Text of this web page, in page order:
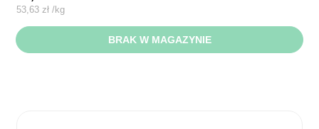
53,63 zł /kg
BRAK W MAGAZYNIE